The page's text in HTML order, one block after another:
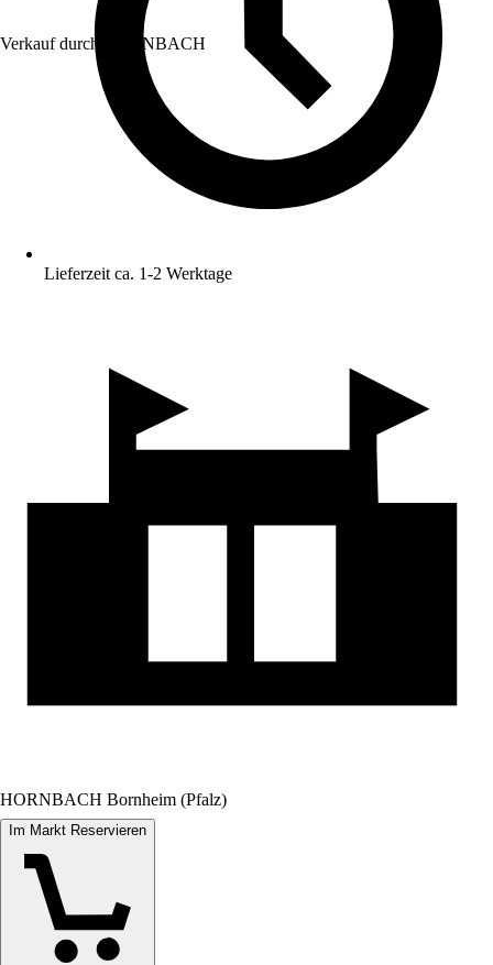
Verkauf durch: HORNBACH
Lieferzeit ca. 1-2 Werktage
HORNBACH Bornheim (Pfalz)
Im Markt Reservieren